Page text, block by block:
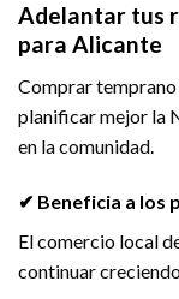
Adelantar tus
para Alicante
Comprar
planificar mejor la
en la comunidad.
✔ Beneficia a los
El comercio local
continuar